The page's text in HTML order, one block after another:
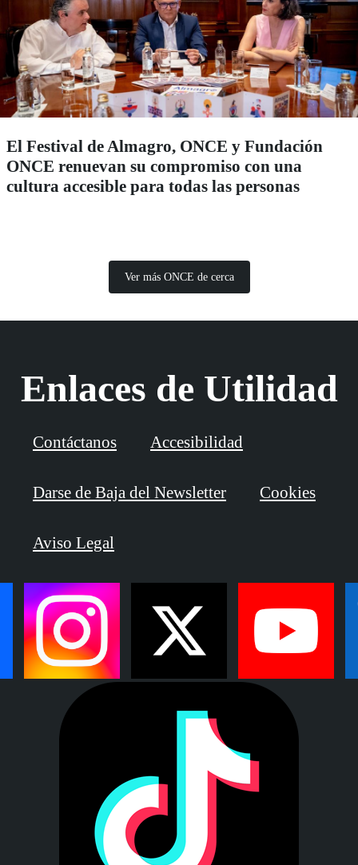
El Festival de Almagro, ONCE y Fundación
ONCE renuevan su compromiso con una
cultura accesible para todas las personas
Ver más ONCE de cerca
Enlaces de Utilidad
Contáctanos Accesibilidad
Darse de Baja del Newsletter Cookies
Aviso Legal